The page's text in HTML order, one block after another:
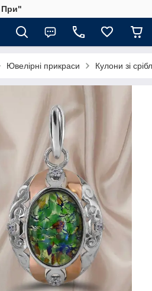
При"
Ювелірні прикраси Кулони зі